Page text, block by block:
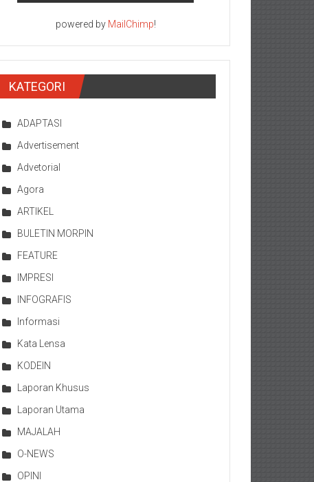
powered by MailChimp!
KATEGORI
ADAPTASI
Advertisement
Advetorial
Agora
ARTIKEL
BULETIN MORPIN
FEATURE
IMPRESI
INFOGRAFIS
Informasi
Kata Lensa
KODEIN
Laporan Khusus
Laporan Utama
MAJALAH
O-NEWS
OPINI